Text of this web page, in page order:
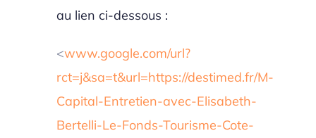
au lien ci-dessous :
<www.google.com/url?
rct=j&sa=t&url=https://destimed.fr/M-
Capital-Entretien-avec-Elisabeth-
Bertelli-Le-Fonds-Tourisme-Cote-